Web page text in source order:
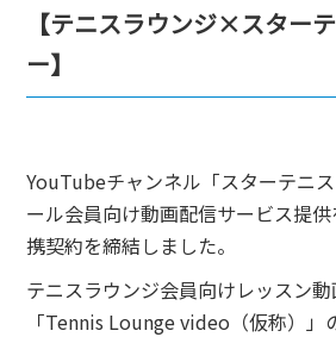
【テニスラウンジ×スター
ー】
YouTubeチャンネル「スターテニ
ール会員向け動画配信サービス提
携契約を締結しました。
テニスラウンジ会員向けレッスン
「Tennis Lounge video（仮称）」